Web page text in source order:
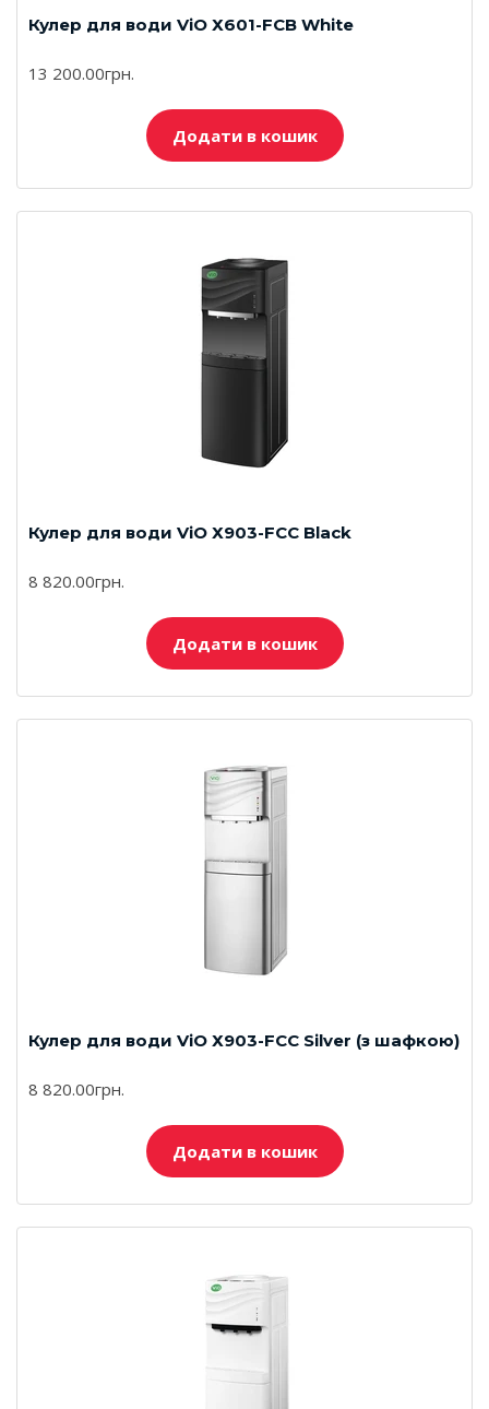
Кулер для води ViO Х601-FCB White
13 200.00грн.
Додати в кошик
Кулер для води ViO Х903-FCC Black
8 820.00грн.
Додати в кошик
Кулер для води ViO Х903-FCC Silver (з шафкою)
8 820.00грн.
Додати в кошик